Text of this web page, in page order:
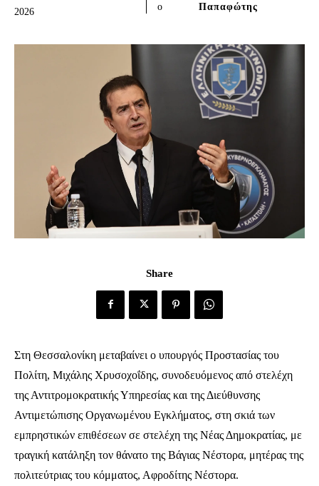
2026
ο
Παπαφώτης
Share
Στη Θεσσαλονίκη μεταβαίνει ο υπουργός Προστασίας του
Πολίτη, Μιχάλης Χρυσοχοΐδης, συνοδευόμενος από στελέχη
της Αντιτρομοκρατικής Υπηρεσίας και της Διεύθυνσης
Αντιμετώπισης Οργανωμένου Εγκλήματος, στη σκιά των
εμπρηστικών επιθέσεων σε στελέχη της Νέας Δημοκρατίας, με
τραγική κατάληξη τον θάνατο της Βάγιας Νέστορα, μητέρας της
πολιτεύτριας του κόμματος, Αφροδίτης Νέστορα.